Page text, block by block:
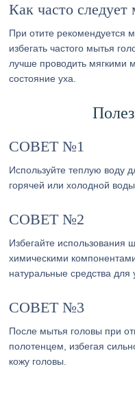
Как часто следует
При отите рекомендуется
избегать частого мытья
лучше проводить мягкими
состояние уха.
СОВЕТ №1
Используйте теплую воду
горячей или холодной
СОВЕТ №2
Избегайте использования
химическими
натуральные средства для
СОВЕТ №3
После мытья головы при
полотенцем, избегая
кожу головы.